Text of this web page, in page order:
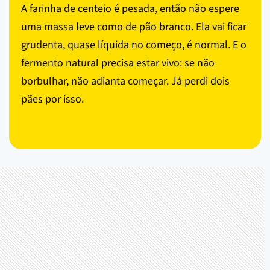
A farinha de centeio é pesada, então não espere
uma massa leve como de pão branco. Ela vai ficar
grudenta, quase líquida no começo, é normal. E o
fermento natural precisa estar vivo: se não
borbulhar, não adianta começar. Já perdi dois
pães por isso.